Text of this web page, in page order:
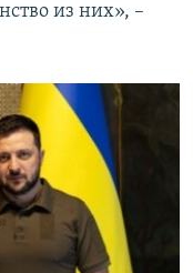
из них», –